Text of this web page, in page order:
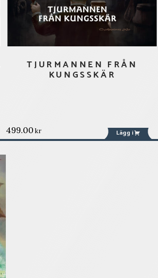
TJURMANNEN FRÅN
KUNGSSKÄR
499.00 kr Lägg i